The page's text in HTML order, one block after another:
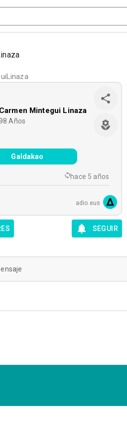
Carmen Mintegui Linaza
Años
Galdakao
hace 5 años
adio.eus
SEGUIR